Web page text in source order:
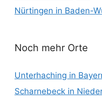
Nürtingen in Baden-
Noch mehr Orte
Unterhaching in
Scharnebeck in